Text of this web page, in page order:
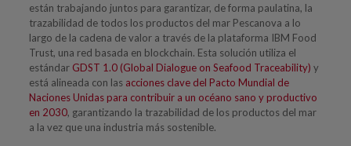
están trabajando juntos para garantizar, de forma paulatina, la
trazabilidad de todos los productos del mar Pescanova a lo
largo de la cadena de valor a través de la plataforma IBM Food
Trust, una red basada en blockchain. Esta solución utiliza el
estándar GDST 1.0 (Global Dialogue on Seafood Traceability) y
está alineada con las acciones clave del Pacto Mundial de
Naciones Unidas para contribuir a un océano sano y productivo
en 2030, garantizando la trazabilidad de los productos del mar
a la vez que una industria más sostenible.